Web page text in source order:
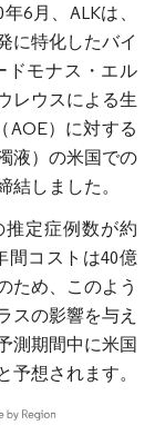
6月、ALKは、
に特化したバイ
ドモナス・エル
レウスによる生
AOE）に対する
液）の米国での
しました。
推定症例数が約
間コストは40億
ため、このよう
スの影響を与え
測期間中に米国
想されます。